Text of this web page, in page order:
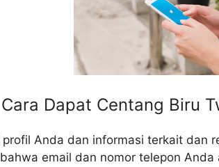
Dapat Centang Biru
profil Anda dan informasi terkait dan
email dan nomor telepon Anda